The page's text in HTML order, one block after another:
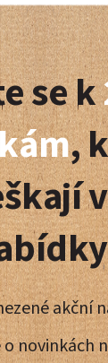
se k
,
akční
novinkách